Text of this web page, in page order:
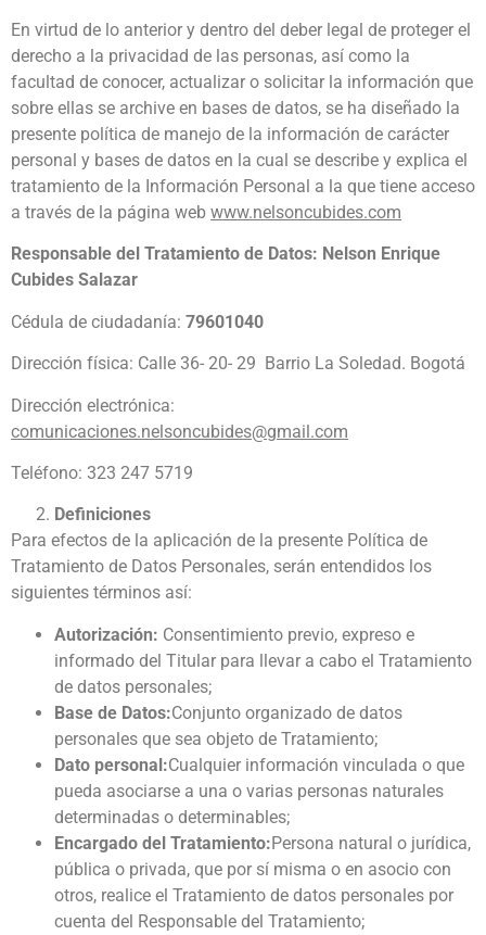
En virtud de lo anterior y dentro del deber legal de proteger el
derecho a la privacidad de las personas, así como la
facultad de conocer, actualizar o solicitar la información que
sobre ellas se archive en bases de datos, se ha diseñado la
presente política de manejo de la información de carácter
personal y bases de datos en la cual se describe y explica el
tratamiento de la Información Personal a la que tiene acceso
a través de la página web www.nelsoncubides.com
Responsable del Tratamiento de Datos: Nelson Enrique
Cubides Salazar
Cédula de ciudadanía: 79601040
Dirección física: Calle 36- 20- 29 Barrio La Soledad. Bogotá
Dirección electrónica:
comunicaciones.nelsoncubides@gmail.com
Teléfono: 323 247 5719
Definiciones
Para efectos de la aplicación de la presente Política de
Tratamiento de Datos Personales, serán entendidos los
siguientes términos así:
Autorización: Consentimiento previo, expreso e
informado del Titular para llevar a cabo el Tratamiento
de datos personales;
Base de Datos:Conjunto organizado de datos
personales que sea objeto de Tratamiento;
Dato personal:Cualquier información vinculada o que
pueda asociarse a una o varias personas naturales
determinadas o determinables;
Encargado del Tratamiento:Persona natural o jurídica,
pública o privada, que por sí misma o en asocio con
otros, realice el Tratamiento de datos personales por
cuenta del Responsable del Tratamiento;